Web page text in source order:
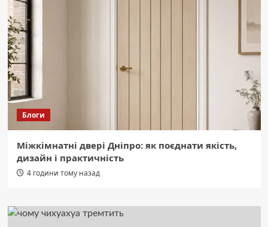
Блоги
Міжкімнатні двері Дніпро: як поєднати якість,
дизайн і практичність
4 години тому назад